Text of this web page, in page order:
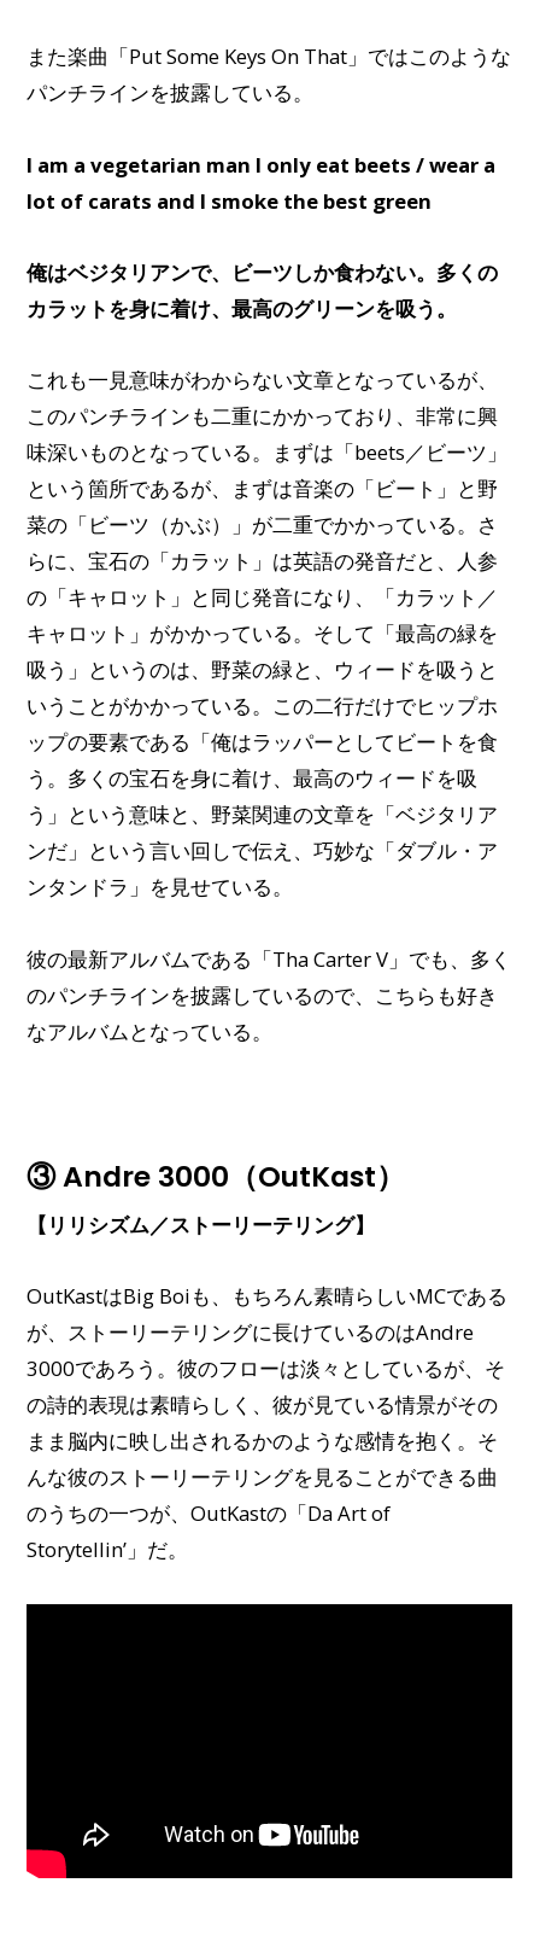
また楽曲「Put Some Keys On That」ではこのような
パンチラインを披露している。
I am a vegetarian man I only eat beets / wear a
lot of carats and I smoke the best green
俺はベジタリアンで、ビーツしか食わない。多くの
カラットを身に着け、最高のグリーンを吸う。
これも一見意味がわからない文章となっているが、
このパンチラインも二重にかかっており、非常に興
味深いものとなっている。まずは「beets／ビーツ」
という箇所であるが、まずは音楽の「ビート」と野
菜の「ビーツ（かぶ）」が二重でかかっている。さ
らに、宝石の「カラット」は英語の発音だと、人参
の「キャロット」と同じ発音になり、「カラット／
キャロット」がかかっている。そして「最高の緑を
吸う」というのは、野菜の緑と、ウィードを吸うと
いうことがかかっている。この二行だけでヒップホ
ップの要素である「俺はラッパーとしてビートを食
う。多くの宝石を身に着け、最高のウィードを吸
う」という意味と、野菜関連の文章を「ベジタリア
ンだ」という言い回しで伝え、巧妙な「ダブル・ア
ンタンドラ」を見せている。
彼の最新アルバムである「Tha Carter V」でも、多く
のパンチラインを披露しているので、こちらも好き
なアルバムとなっている。
③ Andre 3000（OutKast）
【リリシズム／ストーリーテリング】
OutKastはBig Boiも、もちろん素晴らしいMCである
が、ストーリーテリングに長けているのはAndre
3000であろう。彼のフローは淡々としているが、そ
の詩的表現は素晴らしく、彼が見ている情景がその
まま脳内に映し出されるかのような感情を抱く。そ
んな彼のストーリーテリングを見ることができる曲
のうちの一つが、OutKastの「Da Art of
Storytellin’」だ。